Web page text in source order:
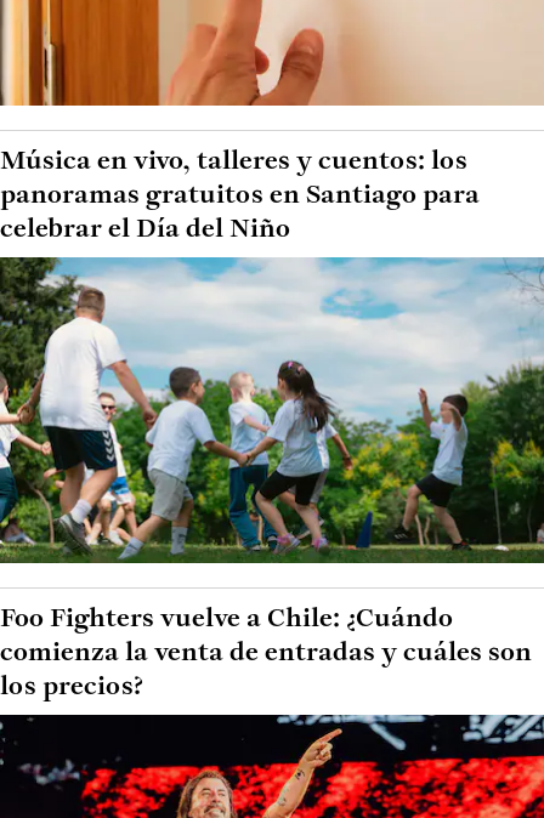
Música en vivo, talleres y cuentos: los
panoramas gratuitos en Santiago para
celebrar el Día del Niño
Foo Fighters vuelve a Chile: ¿Cuándo
comienza la venta de entradas y cuáles son
los precios?